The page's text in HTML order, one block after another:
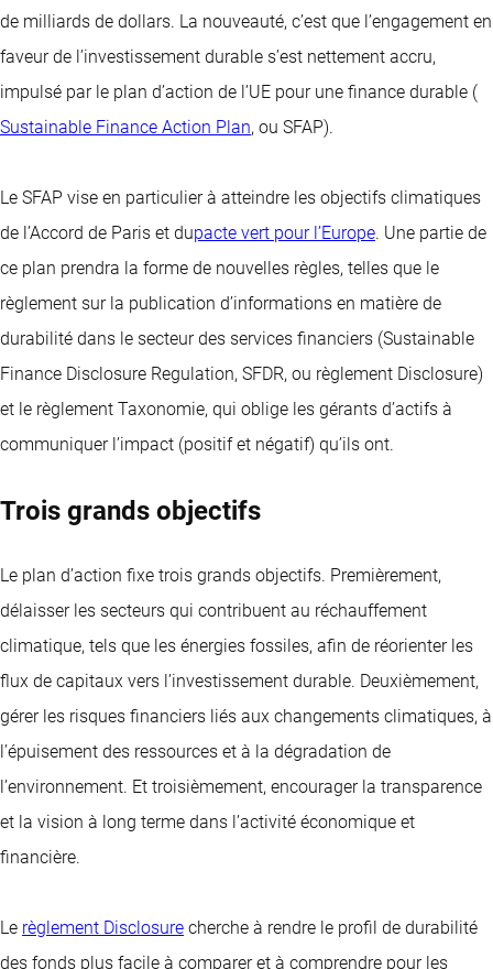
de milliards de dollars. La nouveauté, c’est que l’engagement en
faveur de l’investissement durable s’est nettement accru,
impulsé par le plan d’action de l’UE pour une finance durable (
Sustainable Finance Action Plan, ou SFAP).
Le SFAP vise en particulier à atteindre les objectifs climatiques
de l’Accord de Paris et dupacte vert pour l’Europe. Une partie de
ce plan prendra la forme de nouvelles règles, telles que le
règlement sur la publication d’informations en matière de
durabilité dans le secteur des services financiers (Sustainable
Finance Disclosure Regulation, SFDR, ou règlement Disclosure)
et le règlement Taxonomie, qui oblige les gérants d’actifs à
communiquer l’impact (positif et négatif) qu’ils ont.
Trois grands objectifs
Le plan d’action fixe trois grands objectifs. Premièrement,
délaisser les secteurs qui contribuent au réchauffement
climatique, tels que les énergies fossiles, afin de réorienter les
flux de capitaux vers l’investissement durable. Deuxièmement,
gérer les risques financiers liés aux changements climatiques, à
l’épuisement des ressources et à la dégradation de
l’environnement. Et troisièmement, encourager la transparence
et la vision à long terme dans l’activité économique et
financière.
Le règlement Disclosure cherche à rendre le profil de durabilité
des fonds plus facile à comparer et à comprendre pour les